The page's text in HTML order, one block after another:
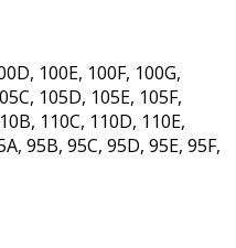
100E, 100F, 100G,
105D, 105E, 105F,
110C, 110D, 110E,
95B, 95C, 95D, 95E, 95F,